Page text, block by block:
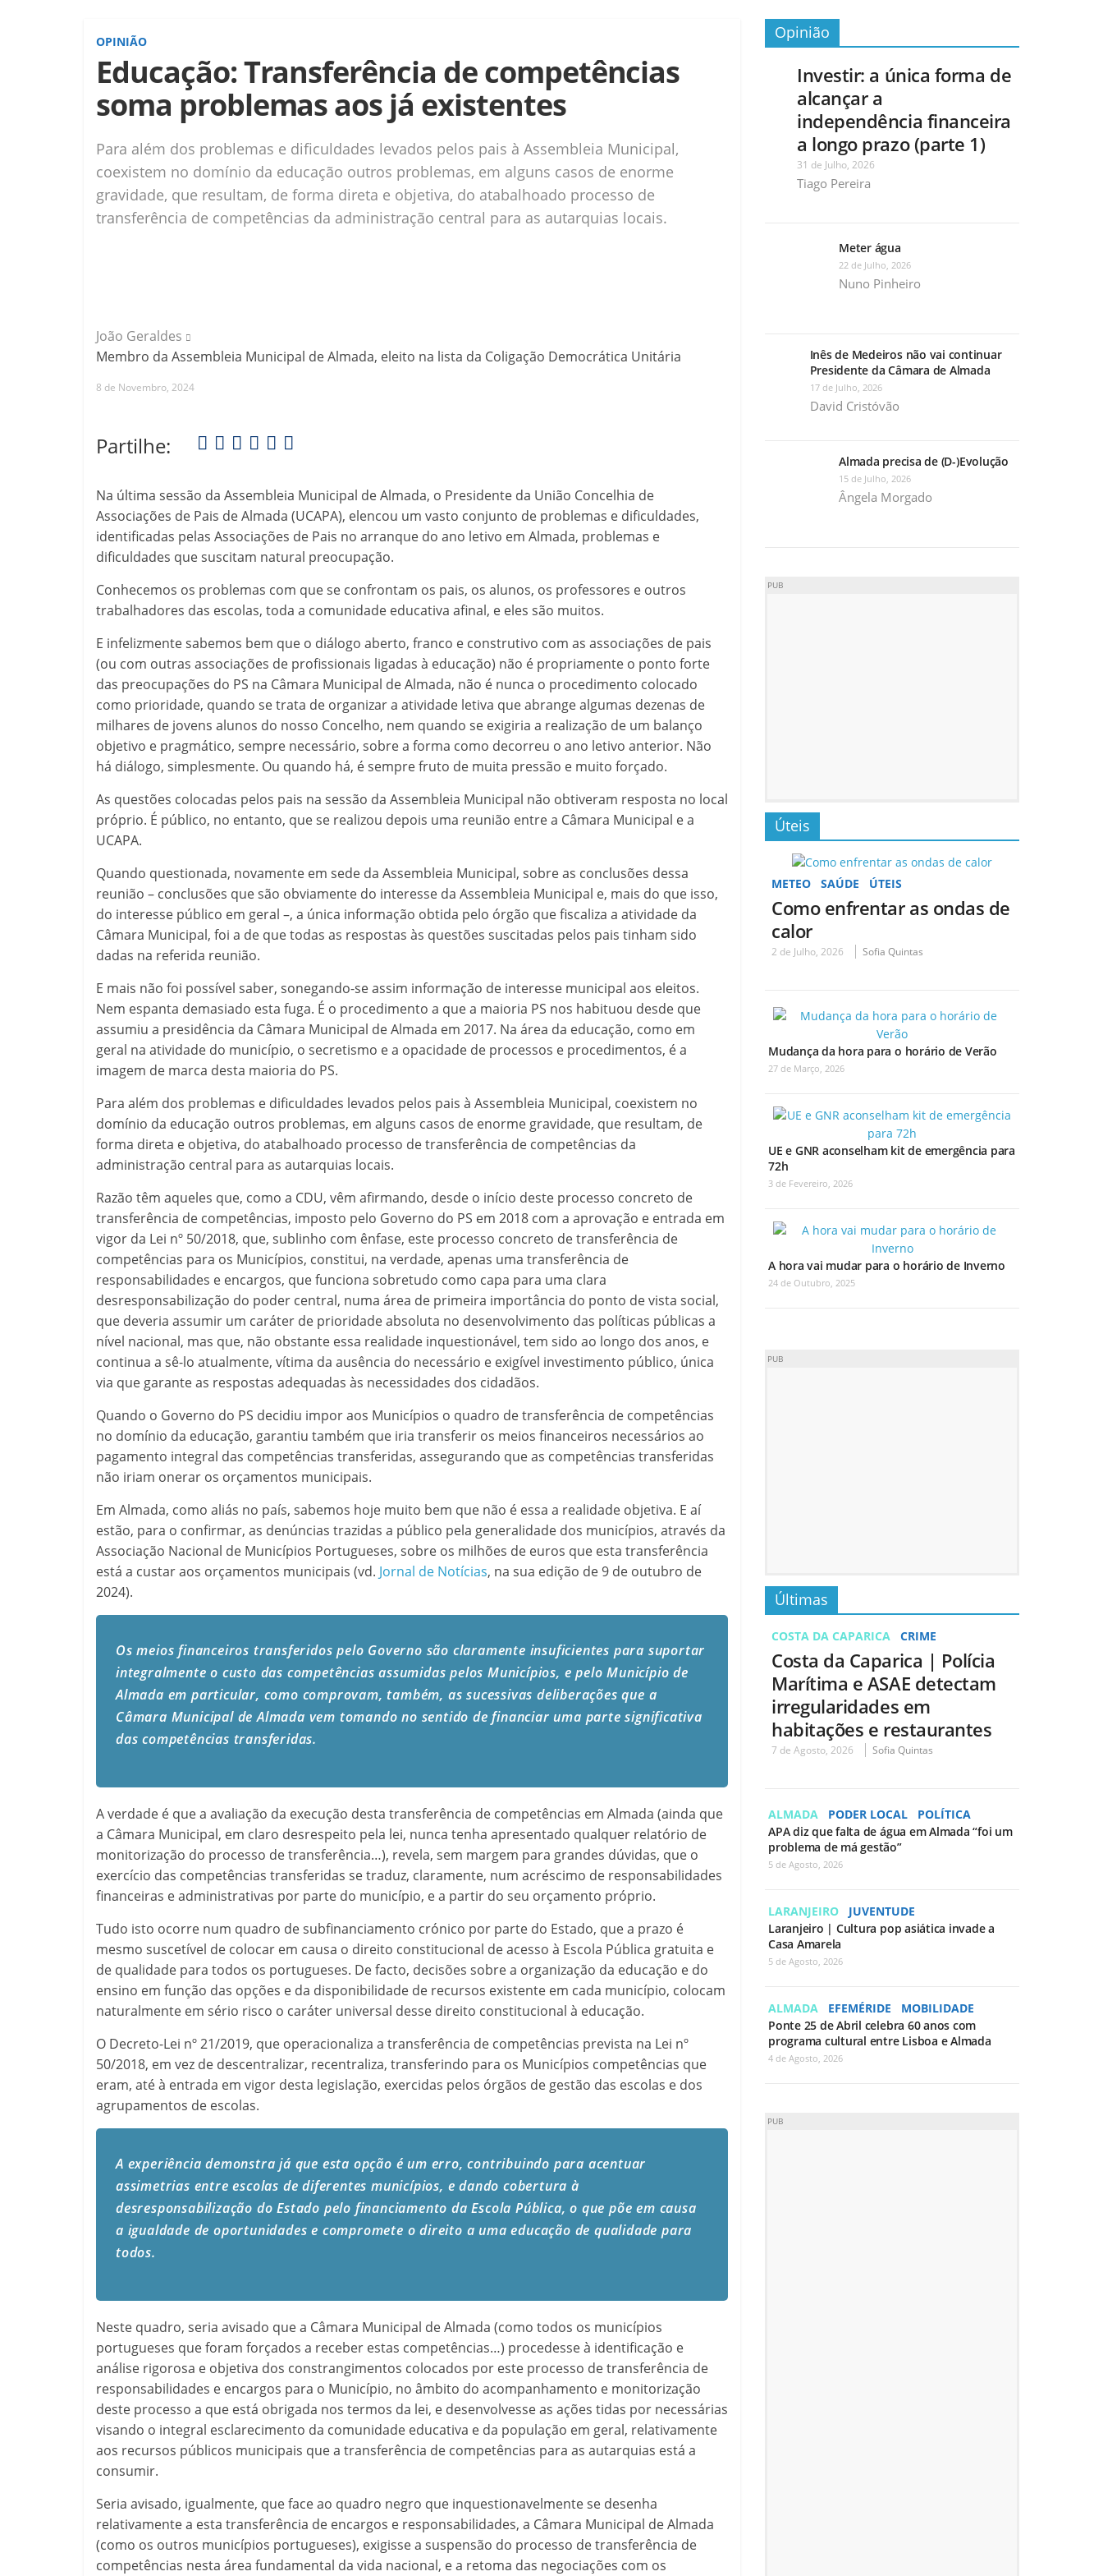
OPINIÃO
Educação: Transferência de competências
soma problemas aos já existentes
Para além dos problemas e dificuldades levados pelos pais à Assembleia Municipal,
coexistem no domínio da educação outros problemas, em alguns casos de enorme
gravidade, que resultam, de forma direta e objetiva, do atabalhoado processo de
transferência de competências da administração central para as autarquias locais.
João Geraldes
Membro da Assembleia Municipal de Almada, eleito na lista da Coligação Democrática Unitária
8 de Novembro, 2024
Partilhe:
Na última sessão da Assembleia Municipal de Almada, o Presidente da União Concelhia de
Associações de Pais de Almada (UCAPA), elencou um vasto conjunto de problemas e dificuldades,
identificadas pelas Associações de Pais no arranque do ano letivo em Almada, problemas e
dificuldades que suscitam natural preocupação.
Conhecemos os problemas com que se confrontam os pais, os alunos, os professores e outros
trabalhadores das escolas, toda a comunidade educativa afinal, e eles são muitos.
E infelizmente sabemos bem que o diálogo aberto, franco e construtivo com as associações de pais
(ou com outras associações de profissionais ligadas à educação) não é propriamente o ponto forte
das preocupações do PS na Câmara Municipal de Almada, não é nunca o procedimento colocado
como prioridade, quando se trata de organizar a atividade letiva que abrange algumas dezenas de
milhares de jovens alunos do nosso Concelho, nem quando se exigiria a realização de um balanço
objetivo e pragmático, sempre necessário, sobre a forma como decorreu o ano letivo anterior. Não
há diálogo, simplesmente. Ou quando há, é sempre fruto de muita pressão e muito forçado.
As questões colocadas pelos pais na sessão da Assembleia Municipal não obtiveram resposta no local
próprio. É público, no entanto, que se realizou depois uma reunião entre a Câmara Municipal e a
UCAPA.
Quando questionada, novamente em sede da Assembleia Municipal, sobre as conclusões dessa
reunião – conclusões que são obviamente do interesse da Assembleia Municipal e, mais do que isso,
do interesse público em geral –, a única informação obtida pelo órgão que fiscaliza a atividade da
Câmara Municipal, foi a de que todas as respostas às questões suscitadas pelos pais tinham sido
dadas na referida reunião.
E mais não foi possível saber, sonegando-se assim informação de interesse municipal aos eleitos.
Nem espanta demasiado esta fuga. É o procedimento a que a maioria PS nos habituou desde que
assumiu a presidência da Câmara Municipal de Almada em 2017. Na área da educação, como em
geral na atividade do município, o secretismo e a opacidade de processos e procedimentos, é a
imagem de marca desta maioria do PS.
Para além dos problemas e dificuldades levados pelos pais à Assembleia Municipal, coexistem no
domínio da educação outros problemas, em alguns casos de enorme gravidade, que resultam, de
forma direta e objetiva, do atabalhoado processo de transferência de competências da
administração central para as autarquias locais.
Razão têm aqueles que, como a CDU, vêm afirmando, desde o início deste processo concreto de
transferência de competências, imposto pelo Governo do PS em 2018 com a aprovação e entrada em
vigor da Lei nº 50/2018, que, sublinho com ênfase, este processo concreto de transferência de
competências para os Municípios, constitui, na verdade, apenas uma transferência de
responsabilidades e encargos, que funciona sobretudo como capa para uma clara
desresponsabilização do poder central, numa área de primeira importância do ponto de vista social,
que deveria assumir um caráter de prioridade absoluta no desenvolvimento das políticas públicas a
nível nacional, mas que, não obstante essa realidade inquestionável, tem sido ao longo dos anos, e
continua a sê-lo atualmente, vítima da ausência do necessário e exigível investimento público, única
via que garante as respostas adequadas às necessidades dos cidadãos.
Quando o Governo do PS decidiu impor aos Municípios o quadro de transferência de competências
no domínio da educação, garantiu também que iria transferir os meios financeiros necessários ao
pagamento integral das competências transferidas, assegurando que as competências transferidas
não iriam onerar os orçamentos municipais.
Em Almada, como aliás no país, sabemos hoje muito bem que não é essa a realidade objetiva. E aí
estão, para o confirmar, as denúncias trazidas a público pela generalidade dos municípios, através da
Associação Nacional de Municípios Portugueses, sobre os milhões de euros que esta transferência
está a custar aos orçamentos municipais (vd. Jornal de Notícias, na sua edição de 9 de outubro de
2024).
Os meios financeiros transferidos pelo Governo são claramente insuficientes para suportar
integralmente o custo das competências assumidas pelos Municípios, e pelo Município de
Almada em particular, como comprovam, também, as sucessivas deliberações que a
Câmara Municipal de Almada vem tomando no sentido de financiar uma parte significativa
das competências transferidas.
A verdade é que a avaliação da execução desta transferência de competências em Almada (ainda que
a Câmara Municipal, em claro desrespeito pela lei, nunca tenha apresentado qualquer relatório de
monitorização do processo de transferência…), revela, sem margem para grandes dúvidas, que o
exercício das competências transferidas se traduz, claramente, num acréscimo de responsabilidades
financeiras e administrativas por parte do município, e a partir do seu orçamento próprio.
Tudo isto ocorre num quadro de subfinanciamento crónico por parte do Estado, que a prazo é
mesmo suscetível de colocar em causa o direito constitucional de acesso à Escola Pública gratuita e
de qualidade para todos os portugueses. De facto, decisões sobre a organização da educação e do
ensino em função das opções e da disponibilidade de recursos existente em cada município, colocam
naturalmente em sério risco o caráter universal desse direito constitucional à educação.
O Decreto-Lei nº 21/2019, que operacionaliza a transferência de competências prevista na Lei nº
50/2018, em vez de descentralizar, recentraliza, transferindo para os Municípios competências que
eram, até à entrada em vigor desta legislação, exercidas pelos órgãos de gestão das escolas e dos
agrupamentos de escolas.
A experiência demonstra já que esta opção é um erro, contribuindo para acentuar
assimetrias entre escolas de diferentes municípios, e dando cobertura à
desresponsabilização do Estado pelo financiamento da Escola Pública, o que põe em causa
a igualdade de oportunidades e compromete o direito a uma educação de qualidade para
todos.
Neste quadro, seria avisado que a Câmara Municipal de Almada (como todos os municípios
portugueses que foram forçados a receber estas competências…) procedesse à identificação e
análise rigorosa e objetiva dos constrangimentos colocados por este processo de transferência de
responsabilidades e encargos para o Município, no âmbito do acompanhamento e monitorização
deste processo a que está obrigada nos termos da lei, e desenvolvesse as ações tidas por necessárias
visando o integral esclarecimento da comunidade educativa e da população em geral, relativamente
aos recursos públicos municipais que a transferência de competências para as autarquias está a
consumir.
Seria avisado, igualmente, que face ao quadro negro que inquestionavelmente se desenha
relativamente a esta transferência de encargos e responsabilidades, a Câmara Municipal de Almada
(como os outros municípios portugueses), exigisse a suspensão do processo de transferência de
competências nesta área fundamental da vida nacional, e a retoma das negociações com os
Opinião
Investir: a única forma de
alcançar a
independência financeira
a longo prazo (parte 1)
31 de Julho, 2026
Tiago Pereira
Meter água
22 de Julho, 2026
Nuno Pinheiro
Inês de Medeiros não vai continuar
Presidente da Câmara de Almada
17 de Julho, 2026
David Cristóvão
Almada precisa de (D-)Evolução
15 de Julho, 2026
Ângela Morgado
PUB
Úteis
METEO SAÚDE ÚTEIS
Como enfrentar as ondas de
calor
2 de Julho, 2026 Sofia Quintas
Mudança da hora para o horário de Verão
27 de Março, 2026
UE e GNR aconselham kit de emergência para
72h
3 de Fevereiro, 2026
A hora vai mudar para o horário de Inverno
24 de Outubro, 2025
PUB
Últimas
COSTA DA CAPARICA CRIME
Costa da Caparica | Polícia
Marítima e ASAE detectam
irregularidades em
habitações e restaurantes
7 de Agosto, 2026 Sofia Quintas
ALMADA PODER LOCAL
POLÍTICA
APA diz que falta de água em Almada “foi um
problema de má gestão”
5 de Agosto, 2026
LARANJEIRO
JUVENTUDE
Laranjeiro | Cultura pop asiática invade a
Casa Amarela
5 de Agosto, 2026
ALMADA EFEMÉRIDE
MOBILIDADE
Ponte 25 de Abril celebra 60 anos com
programa cultural entre Lisboa e Almada
4 de Agosto, 2026
PUB